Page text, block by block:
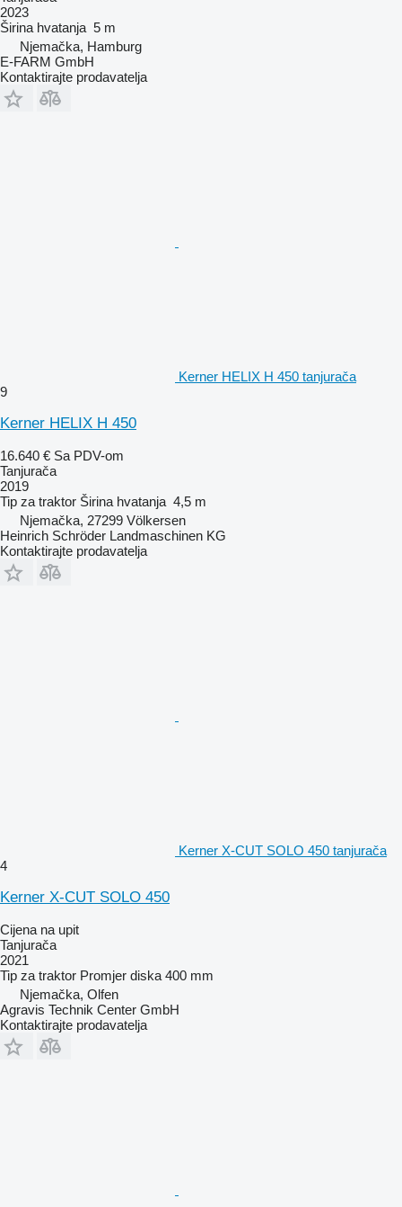
2023
Širina hvatanja 5 m
Njemačka, Hamburg
E-FARM GmbH
Kontaktirajte prodavatelja
Kerner HELIX H 450 tanjurača
9
Kerner HELIX H 450
16.640 € Sa PDV-om
Tanjurača
2019
Tip za traktor Širina hvatanja 4,5 m
Njemačka, 27299 Völkersen
Heinrich Schröder Landmaschinen KG
Kontaktirajte prodavatelja
Kerner X-CUT SOLO 450 tanjurača
4
Kerner X-CUT SOLO 450
Cijena na upit
Tanjurača
2021
Tip za traktor Promjer diska 400 mm
Njemačka, Olfen
Agravis Technik Center GmbH
Kontaktirajte prodavatelja